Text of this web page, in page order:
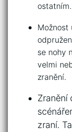
ostatním.
Možnost
se nohy
velmi
zranění.
Zranění
zraní.